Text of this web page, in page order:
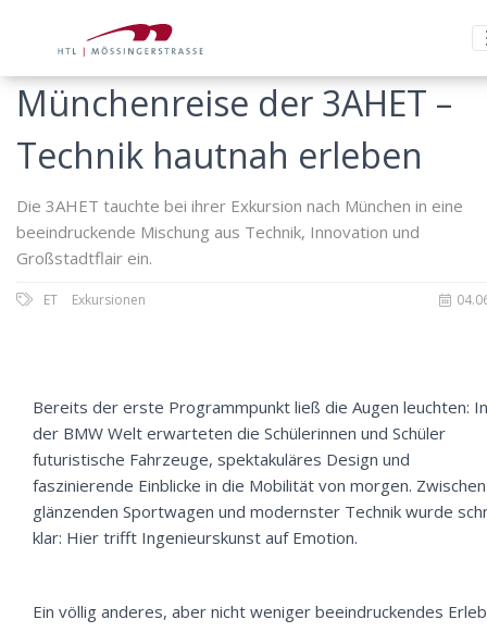
Münchenreise der 3AHET –
Technik hautnah erleben
Die 3AHET tauchte bei ihrer Exkursion nach München in eine
beeindruckende Mischung aus Technik, Innovation und
Großstadtflair ein.
ET Exkursionen
Bereits der erste Programmpunkt ließ die Augen leuchten: In
der BMW Welt erwarteten die Schülerinnen und Schüler
futuristische Fahrzeuge, spektakuläres Design und
faszinierende Einblicke in die Mobilität von morgen. Zwischen
glänzenden Sportwagen und modernster Technik wurde
klar: Hier trifft Ingenieurskunst auf Emotion.
Ein völlig anderes, aber nicht weniger beeindruckendes